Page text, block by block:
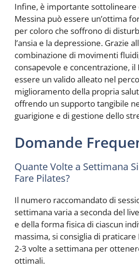
Infine, è importante sottolineare
Messina può essere un’ottima
per coloro che soffrono di
l’ansia e la depressione. Grazie
combinazione di movimenti
consapevole e concentrazione, il
essere un valido alleato nel
miglioramento della propria
offrendo un supporto tangibile
guarigione e di gestione dello
Domande
Quante Volte a Settimana
Fare Pilates?
Il numero raccomandato di
settimana varia a seconda del
e della forma fisica di ciascun
massima, si consiglia di
2-3 volte a settimana per
ottimali.